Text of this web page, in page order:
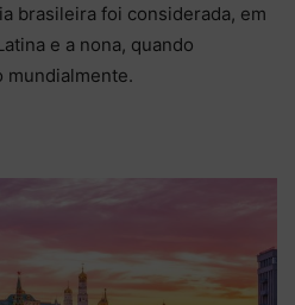
brasileira foi considerada, em
e a nona, quando
mundialmente.